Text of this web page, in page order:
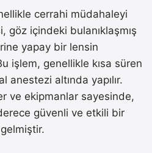
cerrahi müdahaleyi
göz içindeki bulanıklaşmış
yapay bir lensin
işlem, genellikle kısa süren
anestezi altında yapılır.
ve ekipmanlar sayesinde,
güvenli ve etkili bir